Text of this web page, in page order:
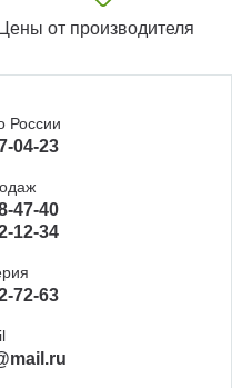
Цены от производителя
России
04-23
47-40
12-34
72-63